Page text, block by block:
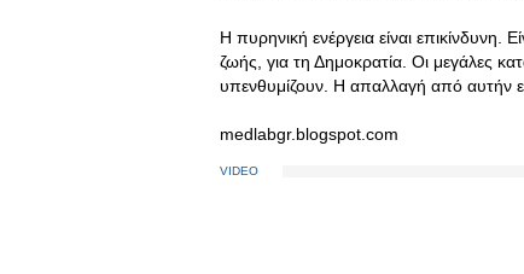
Η πυρηνική ενέργεια είναι επικίνδυνη.
ζωής, για τη Δημοκρατία. Οι μεγάλες
υπενθυμίζουν. Η απαλλαγή από αυτήν
medlabgr.blogspot.com
VIDEO